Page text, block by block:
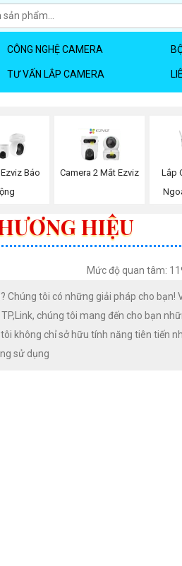
CÔNG NGHỆ CAMERA
TƯ VẤN LẮP CAMERA
Báo
Camera 2 Mắt Ezviz
Lắp
HIỆU
Mức độ quan tâm:
tôi có những giải pháp cho bạn!
chúng tôi mang đến cho bạn
không chỉ sở hữu tính năng tiên tiến
sử dụng